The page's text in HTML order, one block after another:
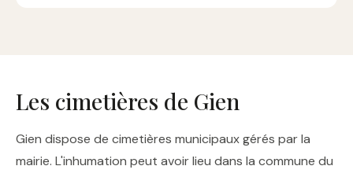
Les cimetières de Gien
Gien dispose de cimetières municipaux gérés par la
mairie. L'inhumation peut avoir lieu dans la commune du